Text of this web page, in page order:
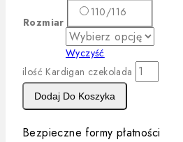
Rozmiar
110/116
Wyczyść
ilość Kardigan czekolada
Dodaj Do Koszyka
Bezpieczne formy płatności